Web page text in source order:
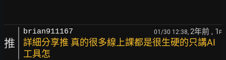
推
brian911167 01/30 12:38, 2年前 , 1 F
詳細分享推 真的很多線上課都是很生硬的只講AI
工具怎